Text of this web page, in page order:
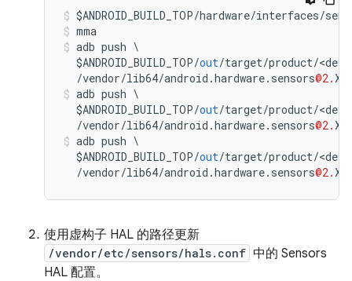
$ANDROID_BUILD_TOP/hardware/interfaces/
mma
adb push
$ANDROID_BUILD_TOP/out/target/product/<
/vendor/lib64/android .hardware. sensors@2.X
adb push
$ANDROID_BUILD_TOP/out/target/product/<
/vendor/lib64/android .hardware. sensors@2.X
adb push
$ANDROID_BUILD_TOP/out/target/product/<
/vendor/lib64/android .hardware. sensors@2.X
使用虚构子 HAL 的路径更新
/vendor/etc/sensors/hals.conf 中的 Sensors
HAL 配置。